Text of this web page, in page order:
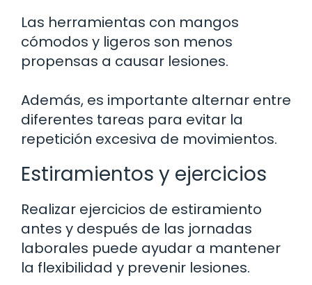
Las herramientas con mangos
cómodos y ligeros son menos
propensas a causar lesiones.
Además, es importante alternar entre
diferentes tareas para evitar la
repetición excesiva de movimientos.
Estiramientos y ejercicios
Realizar ejercicios de estiramiento
antes y después de las jornadas
laborales puede ayudar a mantener
la flexibilidad y prevenir lesiones.